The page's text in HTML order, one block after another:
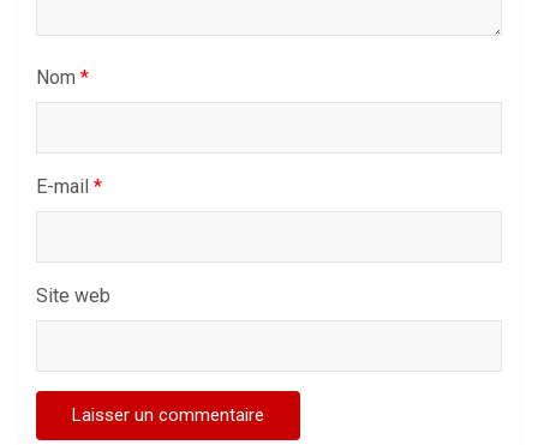
Nom *
E-mail *
Site web